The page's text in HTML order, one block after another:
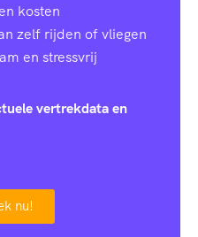
kosten
zelf rijden of vliegen
en stressvrij
vertrekdata en
nu!